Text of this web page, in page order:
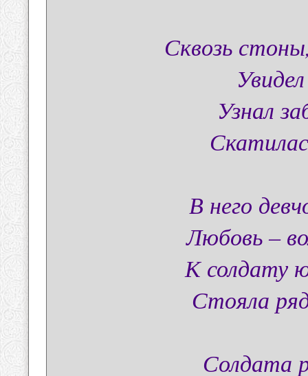
Сквозь
Узнал
В него
Любовь –
К солдату
Стояла
Солдата